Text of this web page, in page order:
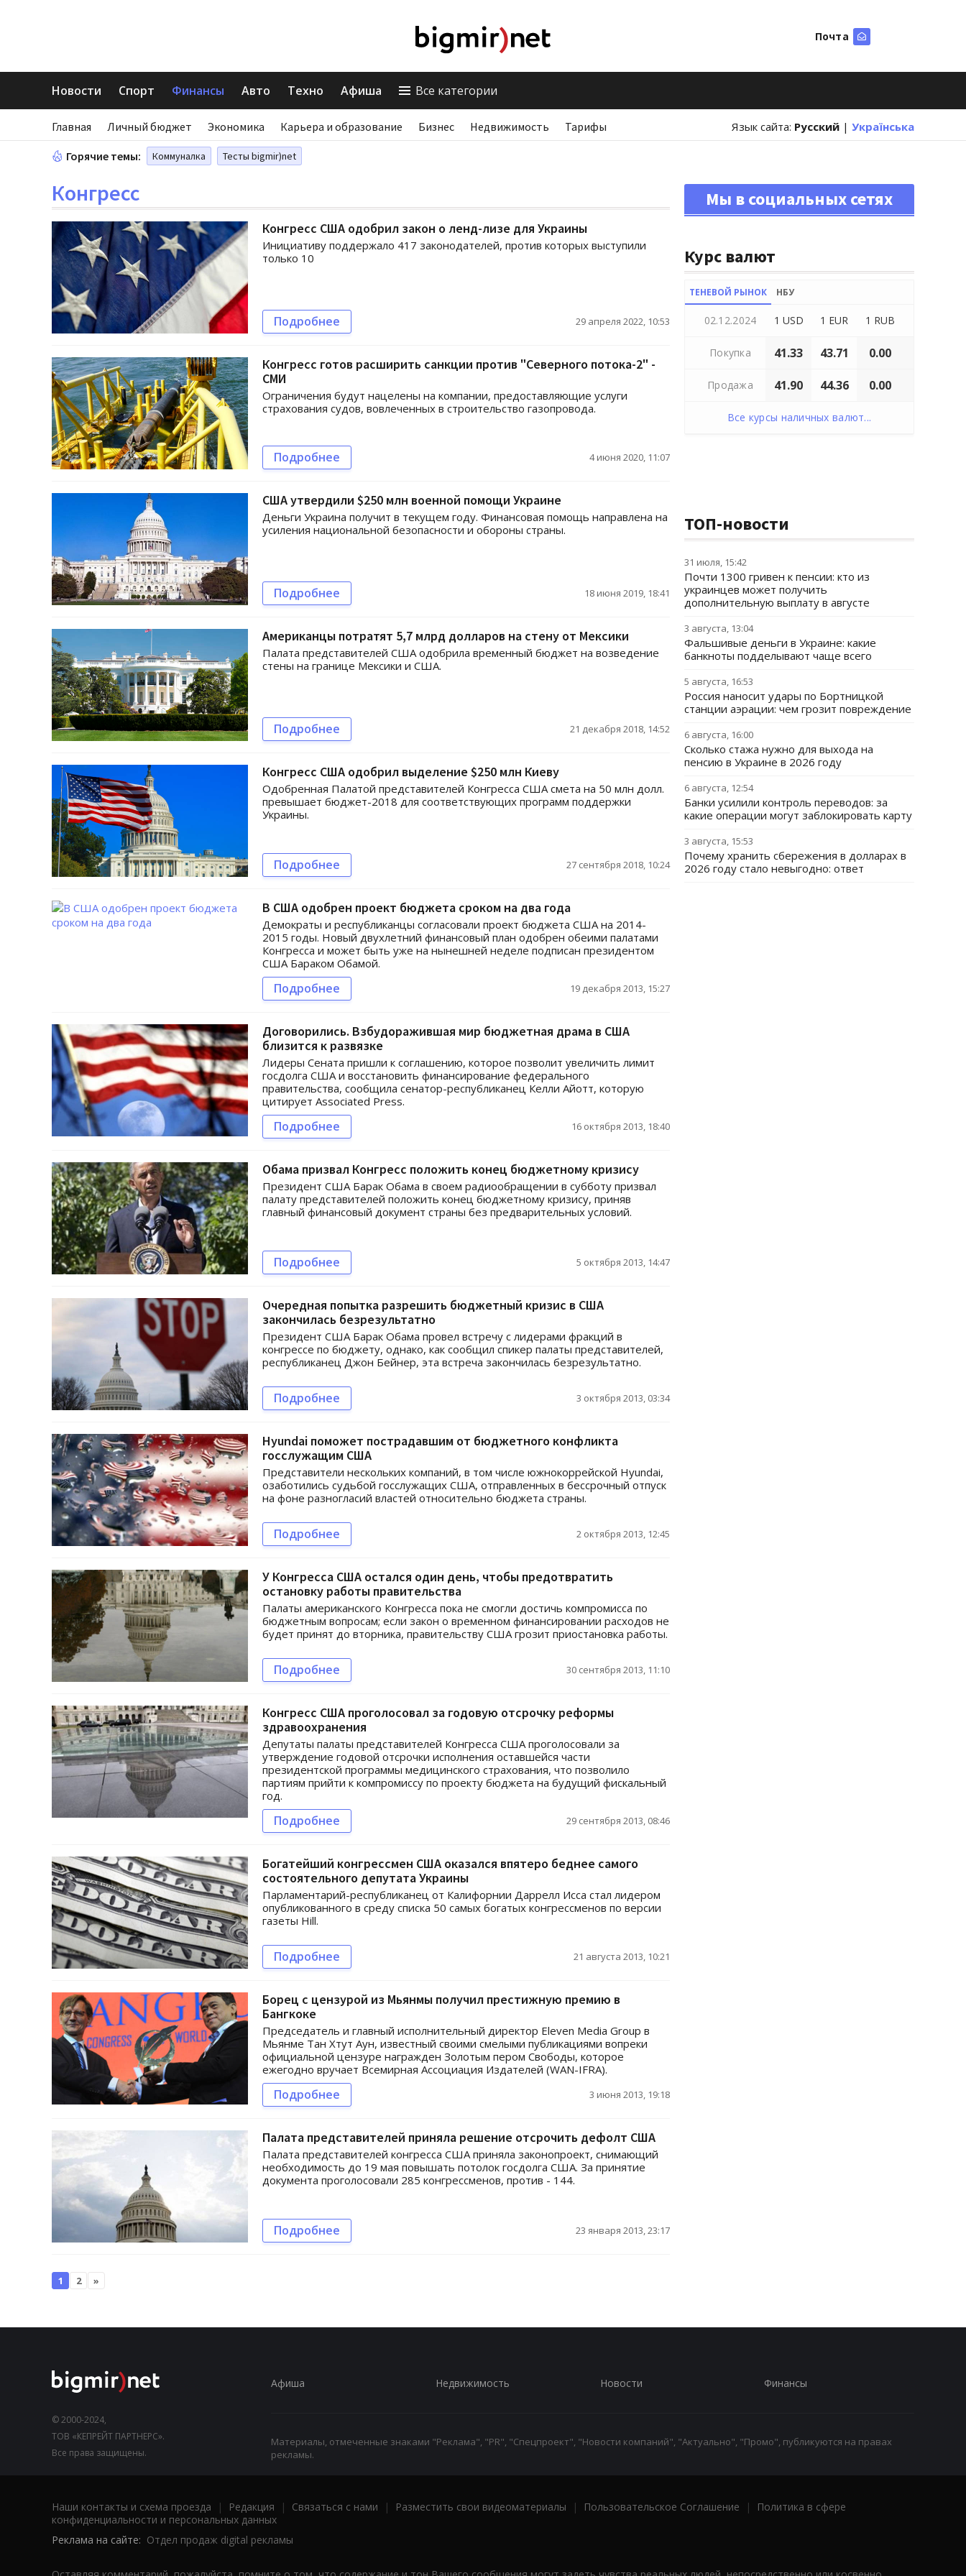
Почта
Новости Спорт Финансы Авто Техно Афиша Все категории
Главная Личный бюджет Экономика Карьера и образование Бизнес Недвижимость Тарифы Язык сайта: Русский | Українська
Горячие темы: Коммуналка Тесты bigmir)net
Конгресс
Конгресс США одобрил закон о ленд-лизе для Украины
Инициативу поддержало 417 законодателей, против которых выступили
только 10
Подробнее 29 апреля 2022, 10:53
Конгресс готов расширить санкции против "Северного потока-2" -
СМИ
Ограничения будут нацелены на компании, предоставляющие услуги
страхования судов, вовлеченных в строительство газопровода.
Подробнее 4 июня 2020, 11:07
США утвердили $250 млн военной помощи Украине
Деньги Украина получит в текущем году. Финансовая помощь направлена на
усиления национальной безопасности и обороны страны.
Подробнее 18 июня 2019, 18:41
Американцы потратят 5,7 млрд долларов на стену от Мексики
Палата представителей США одобрила временный бюджет на возведение
стены на границе Мексики и США.
Подробнее 21 декабря 2018, 14:52
Конгресс США одобрил выделение $250 млн Киеву
Одобренная Палатой представителей Конгресса США смета на 50 млн долл.
превышает бюджет-2018 для соответствующих программ поддержки
Украины.
Подробнее 27 сентября 2018, 10:24
В США одобрен проект бюджета сроком на два года
Демократы и республиканцы согласовали проект бюджета США на 2014-
2015 годы. Новый двухлетний финансовый план одобрен обеими палатами
Конгресса и может быть уже на нынешней неделе подписан президентом
США Бараком Обамой.
Подробнее 19 декабря 2013, 15:27
Договорились. Взбудоражившая мир бюджетная драма в США
близится к развязке
Лидеры Сената пришли к соглашению, которое позволит увеличить лимит
госдолга США и восстановить финансирование федерального
правительства, сообщила сенатор-республиканец Келли Айотт, которую
цитирует Associated Press.
Подробнее 16 октября 2013, 18:40
Обама призвал Конгресс положить конец бюджетному кризису
Президент США Барак Обама в своем радиообращении в субботу призвал
палату представителей положить конец бюджетному кризису, приняв
главный финансовый документ страны без предварительных условий.
Подробнее 5 октября 2013, 14:47
Очередная попытка разрешить бюджетный кризис в США
закончилась безрезультатно
Президент США Барак Обама провел встречу с лидерами фракций в
конгрессе по бюджету, однако, как сообщил спикер палаты представителей,
республиканец Джон Бейнер, эта встреча закончилась безрезультатно.
Подробнее 3 октября 2013, 03:34
Hyundai поможет пострадавшим от бюджетного конфликта
госслужащим США
Представители нескольких компаний, в том числе южнокоррейской Hyundai,
озаботились судьбой госслужащих США, отправленных в бессрочный отпуск
на фоне разногласий властей относительно бюджета страны.
Подробнее 2 октября 2013, 12:45
У Конгресса США остался один день, чтобы предотвратить
остановку работы правительства
Палаты американского Конгресса пока не смогли достичь компромисса по
бюджетным вопросам; если закон о временном финансировании расходов не
будет принят до вторника, правительству США грозит приостановка работы.
Подробнее 30 сентября 2013, 11:10
Конгресс США проголосовал за годовую отсрочку реформы
здравоохранения
Депутаты палаты представителей Конгресса США проголосовали за
утверждение годовой отсрочки исполнения оставшейся части
президентской программы медицинского страхования, что позволило
партиям прийти к компромиссу по проекту бюджета на будущий фискальный
год.
Подробнее 29 сентября 2013, 08:46
Богатейший конгрессмен США оказался впятеро беднее самого
состоятельного депутата Украины
Парламентарий-республиканец от Калифорнии Даррелл Исса стал лидером
опубликованного в среду списка 50 самых богатых конгрессменов по версии
газеты Hill.
Подробнее 21 августа 2013, 10:21
Борец с цензурой из Мьянмы получил престижную премию в
Бангкоке
Председатель и главный исполнительный директор Eleven Media Group в
Мьянме Тан Хтут Аун, известный своими смелыми публикациями вопреки
официальной цензуре награжден Золотым пером Свободы, которое
ежегодно вручает Всемирная Ассоциация Издателей (WAN-IFRA).
Подробнее 3 июня 2013, 19:18
Палата представителей приняла решение отсрочить дефолт США
Палата представителей конгресса США приняла законопроект, снимающий
необходимость до 19 мая повышать потолок госдолга США. За принятие
документа проголосовали 285 конгрессменов, против - 144.
Подробнее 23 января 2013, 23:17
1 2 »
Мы в социальных сетях
Курс валют
ТЕНЕВОЙ РЫНОК НБУ
02.12.2024 1 USD 1 EUR 1 RUB
Покупка 41.33 43.71 0.00
Продажа 41.90 44.36 0.00
Все курсы наличных валют...
ТОП-новости
31 июля, 15:42
Почти 1300 гривен к пенсии: кто из
украинцев может получить
дополнительную выплату в августе
3 августа, 13:04
Фальшивые деньги в Украине: какие
банкноты подделывают чаще всего
5 августа, 16:53
Россия наносит удары по Бортницкой
станции аэрации: чем грозит повреждение
6 августа, 16:00
Сколько стажа нужно для выхода на
пенсию в Украине в 2026 году
6 августа, 12:54
Банки усилили контроль переводов: за
какие операции могут заблокировать карту
3 августа, 15:53
Почему хранить сбережения в долларах в
2026 году стало невыгодно: ответ
© 2000-2024,
ТОВ «КЕПРЕЙТ ПАРТНЕРС».
Все права защищены.
Афиша Недвижимость Новости Финансы
Материалы, отмеченные знаками "Реклама", "PR", "Спецпроект", "Новости компаний", "Актуально", "Промо", публикуются на правах
рекламы.
Наши контакты и схема проезда | Редакция | Связаться с нами | Разместить свои видеоматериалы | Пользовательское Соглашение |
Политика в сфере
конфиденциальности и персональных данных
Реклама на сайте: Отдел продаж digital рекламы